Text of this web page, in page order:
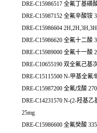
DRE-C15986517 全氟丁基磺
DRE-C15987152 全氟辛酸铵
DRE-C15986604
DRE-C15986620 全氟十二酸
DRE-C15989000 全氟十一酸
DRE-C10655190 双全氟己基
DRE-C15115500 N-甲基全氟
DRE-C15987200 全氟戊酸
DRE-C14231570 N-(2-羟基
25mg
DRE-C15986600 全氟癸酸